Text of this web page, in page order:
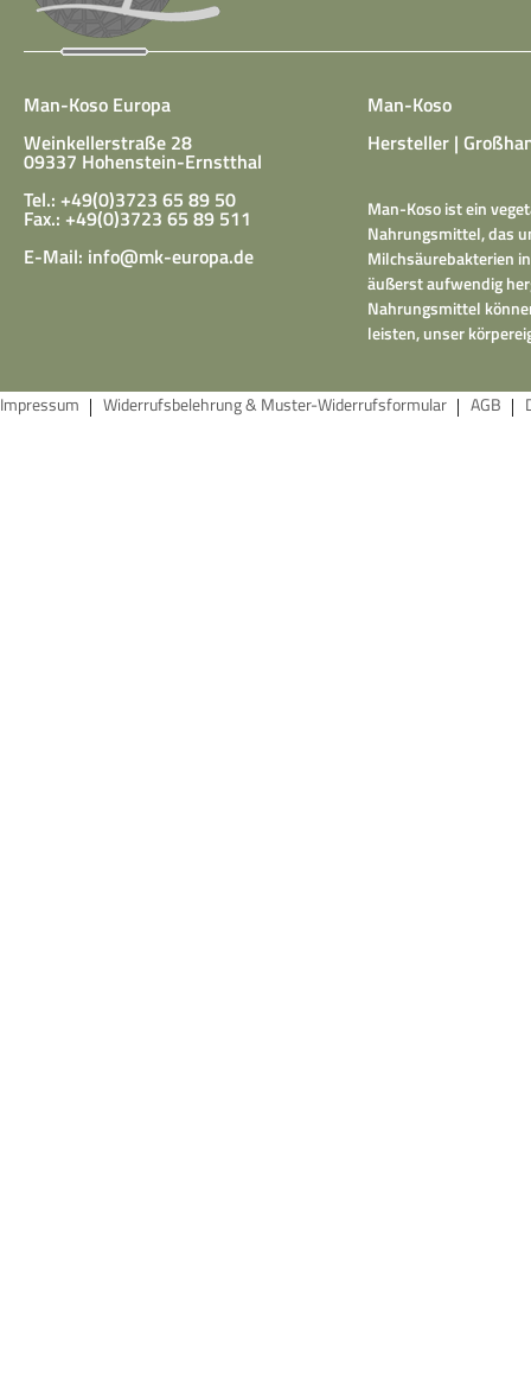
Man-Koso Europa
Weinkellerstraße 28
09337 Hohenstein-Ernstthal
Tel.: +49(0)3723 65 89 50
Fax.: +49(0)3723 65 89 511
E-Mail: info@mk-europa.de
Man-Koso
Hersteller |
Man-Koso ist ein
Nahrungsmittel, das
Milchsäurebakterien
äußerst aufwendig
Nahrungsmittel
leisten, unser
Impressum Widerrufsbelehrung & Muster-Widerrufsformular AGB